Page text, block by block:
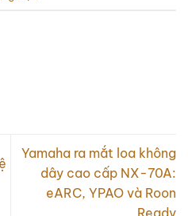
Yamaha ra mắt loa không
dây cao cấp NX-70A:
eARC, YPAO và Roon